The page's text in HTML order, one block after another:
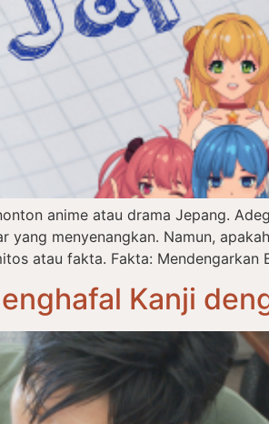
anime atau drama Jepang.
menyenangkan. Namun,
atau fakta. Fakta: Mendengarkan
Kanji